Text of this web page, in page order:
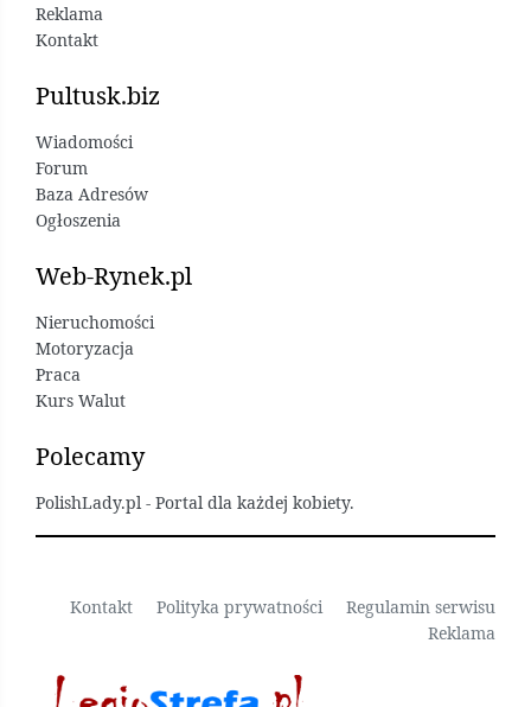
Reklama
Kontakt
Pultusk.biz
Wiadomości
Forum
Baza Adresów
Ogłoszenia
Web-Rynek.pl
Nieruchomości
Motoryzacja
Praca
Kurs Walut
Polecamy
PolishLady.pl - Portal dla każdej kobiety.
Kontakt Polityka prywatności
Regulamin serwisu
Reklama